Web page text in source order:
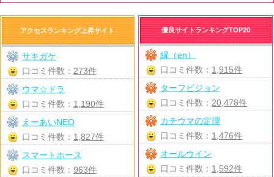
優良サイトランキングTOP20
縁（en）
口コミ件数： 1,915件
ターフビジョン
口コミ件数： 20,478件
カチウマの定理
口コミ件数： 1,476件
オールウイン
口コミ件数： 1,592件
アクセスランキング上昇サイト
サキガケ
口コミ件数： 273件
ウマ☆ドラ
口コミ件数： 1,190件
えーあいNEO
口コミ件数： 1,827件
スマートホース
口コミ件数： 963件